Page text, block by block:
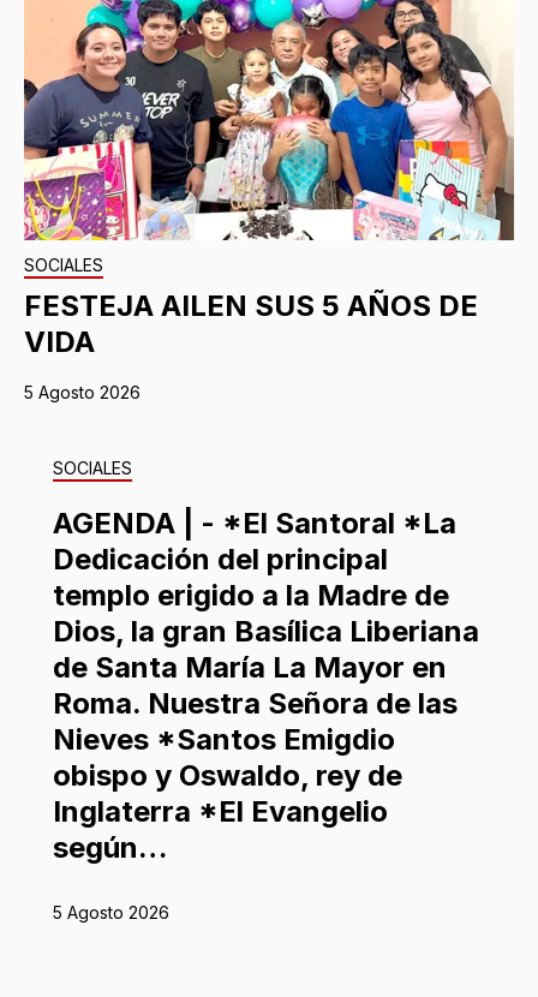
SOCIALES
FESTEJA AILEN SUS 5 AÑOS DE
VIDA
5 Agosto 2026
SOCIALES
AGENDA | - *El Santoral *La
Dedicación del principal
templo erigido a la Madre de
Dios, la gran Basílica Liberiana
de Santa María La Mayor en
Roma. Nuestra Señora de las
Nieves *Santos Emigdio
obispo y Oswaldo, rey de
Inglaterra *El Evangelio
según…
5 Agosto 2026